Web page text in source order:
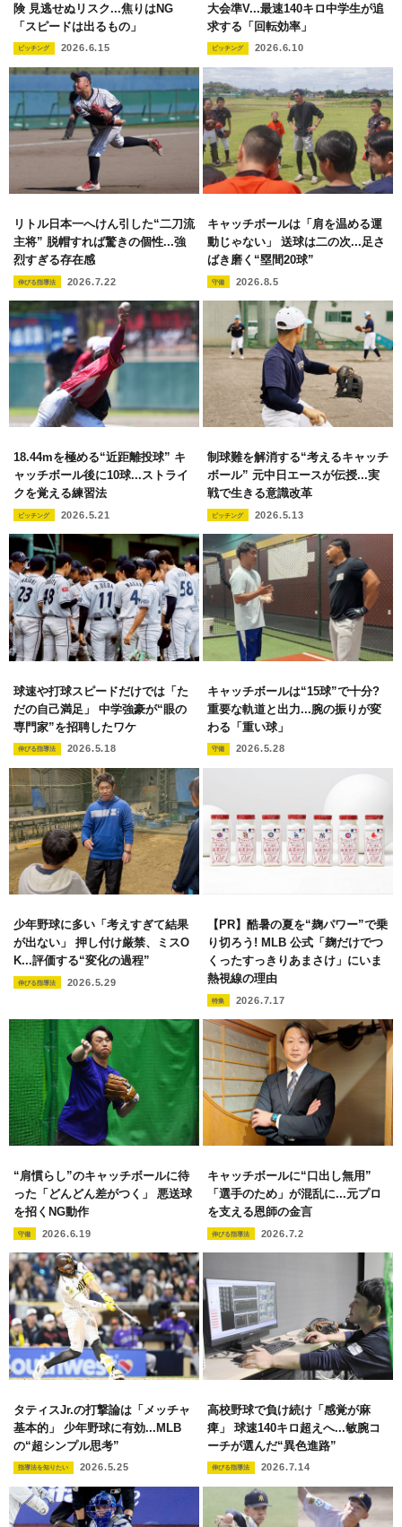
険 見逃せぬリスク...焦りはNG
「スピードは出るもの」
ピッチング 2026.6.15
大会準V...最速140キロ中学生が追
求する「回転効率」
ピッチング 2026.6.10
リトル日本一へけん引した“二刀流
主将” 脱帽すれば驚きの個性...強
烈すぎる存在感
伸びる指導法 2026.7.22
キャッチボールは「肩を温める運
動じゃない」 送球は二の次...足さ
ばき磨く“塁間20球”
守備 2026.8.5
18.44mを極める“近距離投球” キ
ャッチボール後に10球...ストライ
クを覚える練習法
ピッチング 2026.5.21
制球難を解消する“考えるキャッチ
ボール” 元中日エースが伝授...実
戦で生きる意識改革
ピッチング 2026.5.13
球速や打球スピードだけでは「た
だの自己満足」 中学強豪が“眼の
専門家”を招聘したワケ
伸びる指導法 2026.5.18
キャッチボールは“15球”で十分?
重要な軌道と出力...腕の振りが変
わる「重い球」
守備 2026.5.28
少年野球に多い「考えすぎて結果
が出ない」 押し付け厳禁、ミスO
K...評価する“変化の過程”
伸びる指導法 2026.5.29
【PR】酷暑の夏を“麹パワー”で乗
り切ろう! MLB 公式「麹だけでつ
くったすっきりあまさけ」にいま
熱視線の理由
特集 2026.7.17
“肩慣らし”のキャッチボールに待
った「どんどん差がつく」 悪送球
を招くNG動作
守備 2026.6.19
キャッチボールに“口出し無用”
「選手のため」が混乱に...元プロ
を支える恩師の金言
伸びる指導法 2026.7.2
タティスJr.の打撃論は「メッチャ
基本的」 少年野球に有効...MLB
の“超シンプル思考”
指導法を知りたい 2026.5.25
高校野球で負け続け「感覚が麻
痺」 球速140キロ超えへ...敏腕コ
ーチが選んだ“異色進路”
伸びる指導法 2026.7.14